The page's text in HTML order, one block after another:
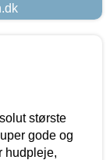
største
gode og
hudpleje,